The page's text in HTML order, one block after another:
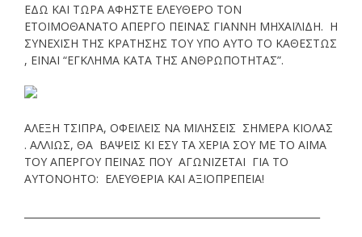
ΕΔΩ ΚΑΙ ΤΩΡΑ ΑΦΗΣΤΕ ΕΛΕΥΘΕΡΟ ΤΟΝ
ΕΤΟΙΜΟΘΑΝΑΤΟ ΑΠΕΡΓΟ ΠΕΙΝΑΣ ΓΙΑΝΝΗ ΜΗΧΑΪΛΙΔΗ. Η
ΣΥΝΕΧΙΣΗ ΤΗΣ ΚΡΑΤΗΣΗΣ ΤΟΥ ΥΠΟ ΑΥΤΟ ΤΟ ΚΑΘΕΣΤΩΣ
, ΕΙΝΑΙ “ΕΓΚΛΗΜΑ ΚΑΤΑ ΤΗΣ ΑΝΘΡΩΠΟΤΗΤΑΣ”.
ΑΛΕΞΗ ΤΣΙΠΡΑ, ΟΦΕΙΛΕΙΣ ΝΑ ΜΙΛΗΣΕΙΣ ΣΗΜΕΡΑ ΚΙΟΛΑΣ
. ΑΛΛΙΩΣ, ΘΑ ΒΑΨΕΙΣ ΚΙ ΕΣΥ ΤΑ ΧΕΡΙΑ ΣΟΥ ΜΕ ΤΟ ΑΙΜΑ
ΤΟΥ ΑΠΕΡΓΟΥ ΠΕΙΝΑΣ ΠΟΥ ΑΓΩΝΙΖΕΤΑΙ ΓΙΑ ΤΟ
ΑΥΤΟΝΟΗΤΟ: ΕΛΕΥΘΕΡΙΑ ΚΑΙ ΑΞΙΟΠΡΕΠΕΙΑ!